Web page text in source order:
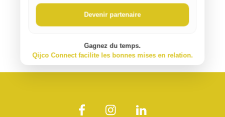
Devenir partenaire
Gagnez du temps.
Qijco Connect facilite les bonnes mises en relation.